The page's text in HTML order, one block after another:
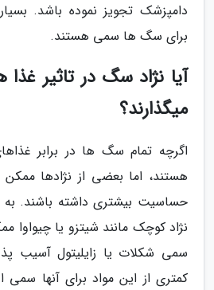
دامپزشک تجویز نموده باشد.
برای سگ ها سمی هستند.
آیا نژاد سگ در تاثیر غذا
میگذارند؟
اگرچه تمام سگ ها در برابر
هستند، اما بعضی از نژادها
حساسیت بیشتری داشته باشند.
نژاد کوچک مانند شیتزو یا چیواوا
سمی شکلات یا زایلیتول آسیب
کمتری از این مواد برای آنها